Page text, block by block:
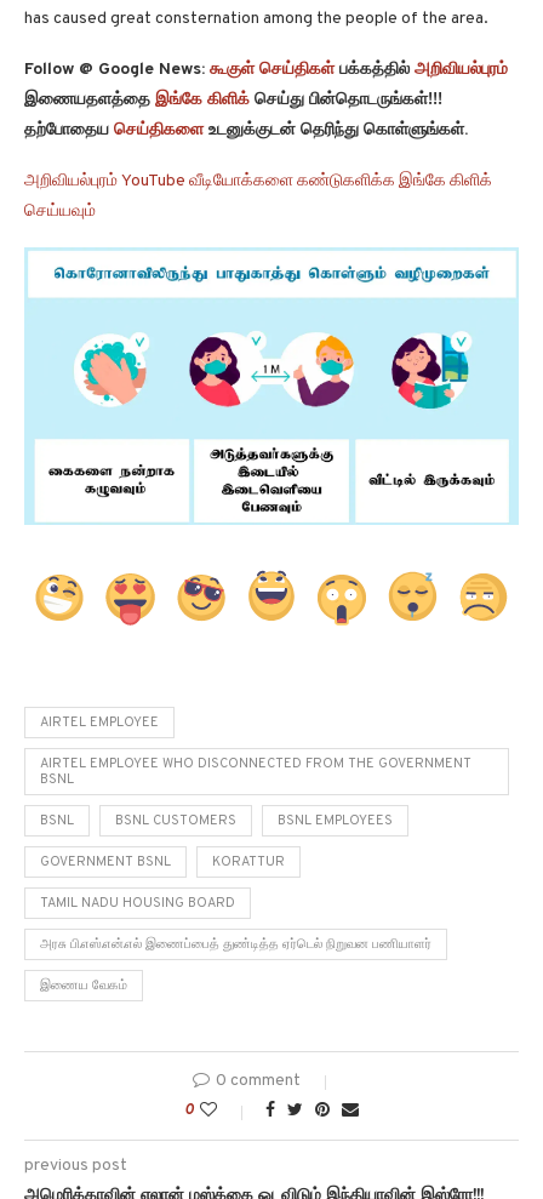
has caused great consternation among the people of the area.
Follow @ Google News: கூகுள் செய்திகள்பக்கத்தில் அறிவியல்புரம்
இணையதளத்தை இங்கே கிளிக் செய்து பின்தொடருங்கள்!!!
தற்போதைய செய்திகளைஉடனுக்குடன் தெரிந்து கொள்ளுங்கள்.
அறிவியல்புரம் YouTube வீடியோக்களை கண்டுகளிக்க இங்கே கிளிக்
செய்யவும்
AIRTEL EMPLOYEE
AIRTEL EMPLOYEE WHO DISCONNECTED FROM THE GOVERNMENT
BSNL
BSNL BSNL CUSTOMERS BSNL EMPLOYEES
GOVERNMENT BSNL KORATTUR
TAMIL NADU HOUSING BOARD
அரசு பி.எஸ்.என்.எல் இணைப்பைத் துண்டித்த ஏர்டெல் நிறுவன பணியாளர்
இணைய வேகம்
0 comment
0
previous post
அமெரிக்காவின் எலான் மஸ்க்கை ஓடவிடும் இந்தியாவின் இஸ்ரோ!!!